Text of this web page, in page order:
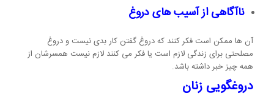
ناآگاهی از آسیب های دروغ
آن ها ممکن است فکر کنند که دروغ گفتن کار بدی نیست و دروغ
مصلحتی برای زندگی لازم است یا فکر می کنند لازم نیست همسرشان از
همه چیز خبر داشته باشد.
دروغگویی زنان